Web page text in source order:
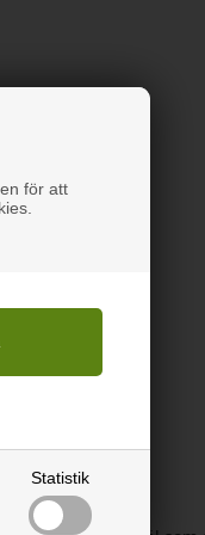
för att
Statistik